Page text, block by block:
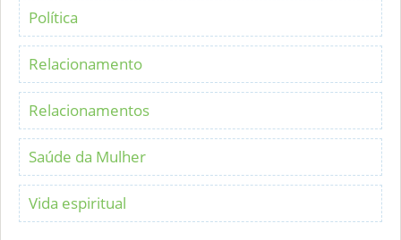
Política
Relacionamento
Relacionamentos
Saúde da Mulher
Vida espiritual